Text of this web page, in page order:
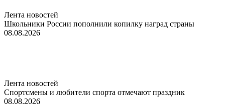
Лента новостей
Школьники России пополнили копилку наград страны
08.08.2026
Лента новостей
Спортсмены и любители спорта отмечают праздник
08.08.2026